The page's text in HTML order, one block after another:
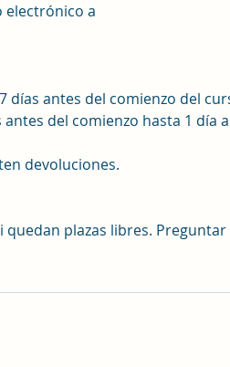
electrónico a
días antes del comienzo del
del comienzo hasta 1 día
devoluciones.
quedan plazas libres.